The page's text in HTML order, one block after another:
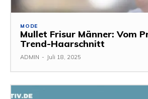
MODE
Mullet Frisur Männer: Vom
Trend-Haarschnitt
ADMIN - Juli 18, 2025